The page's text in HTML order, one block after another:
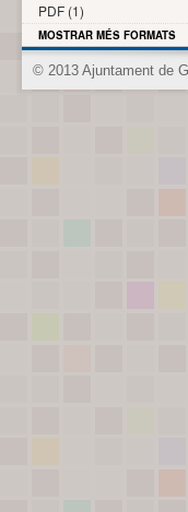
PDF (1)
MOSTRAR MÉS FORMATS
© 2013 Ajuntament de